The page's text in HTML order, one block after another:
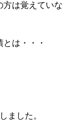
方は覚えていな
は・・・
ました。